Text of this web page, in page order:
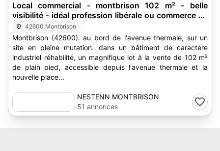
Local commercial - montbrison 102 m² - belle
visibilité - idéal profession libérale ou commerce de
proximité
42600 Montbrison
Montbrison (42600). au bord de l'avenue thermale, sur un
site en pleine mutation. dans un bâtiment de caractère
industriel réhabilité, un magnifique lot à la vente de 102 m²
de plain pied, accessible depuis l'avenue thermale et la
nouvelle place...
NESTENN MONTBRISON
51 annonces